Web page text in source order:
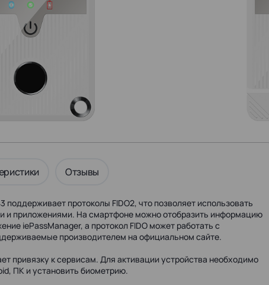
Отзывы
поддерживает протоколы FIDO2, что позволяет использовать
и приложениями. На смартфоне можно отобразить информацию
iePassManager, а протокол FIDO может работать с
производителем на официальном сайте.
привязку к сервисам. Для активации устройства необходимо
ПК и установить биометрию.